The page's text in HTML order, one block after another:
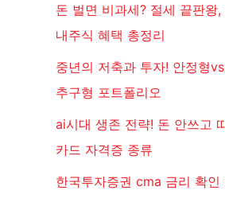
돈 벌면 비과세? 절세 끝판왕
내주식 혜택 총정리
중년의 저축과 투자! 안정형
추구형 포트폴리오
ai시대 생존 전략! 돈 안쓰고
카드 자격증 종류
한국투자증권 cma 금리 확인